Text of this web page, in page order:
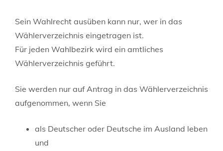
Sein Wahlrecht ausüben kann nur, wer in das
Wählerverzeichnis eingetragen ist.
Für jeden Wahlbezirk wird ein amtliches
Wählerverzeichnis geführt.
Sie werden nur auf Antrag in das Wählerverzeichnis
aufgenommen, wenn Sie
als Deutscher oder Deutsche im Ausland leben
und